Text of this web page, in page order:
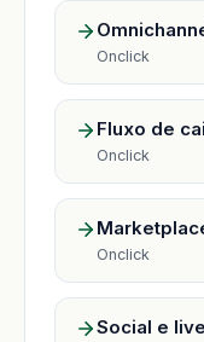
Onclick
Fluxo de
Onclick
Onclick
Social e